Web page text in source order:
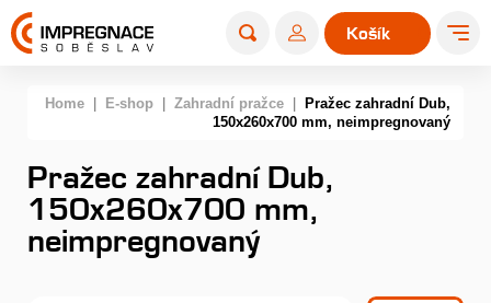
0
Košík
Home E-shop Zahradní pražce
Pražec zahradní Dub,
150x260x700 mm, neimpregnovaný
Pražec zahradní Dub,
150x260x700 mm,
neimpregnovaný